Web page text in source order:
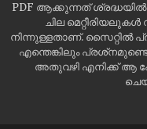
PDF ആക്കുന്നത് ശ്രദ്ധയിൽ
ചില
നിന്നുള്ളതാണ്. സൈറ്റിൽ
എന്തെങ്കിലും
അതുവഴി എനിക്ക് ആ